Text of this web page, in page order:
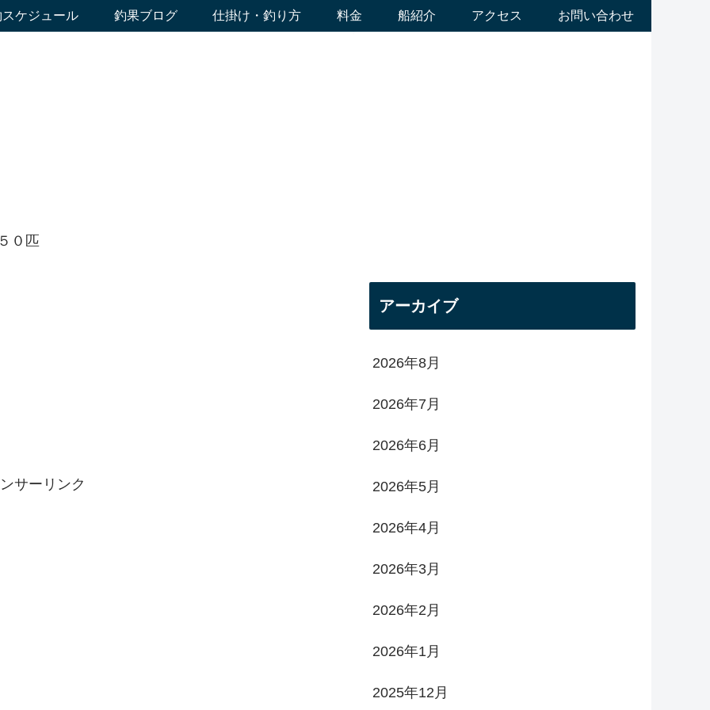
ケジュール 釣果ブログ 仕掛け・釣り方 料金 船紹介 アクセス お問い合わせ
０匹
サーリンク
アーカイブ
2026年8月
2026年7月
2026年6月
2026年5月
2026年4月
2026年3月
2026年2月
2026年1月
2025年12月